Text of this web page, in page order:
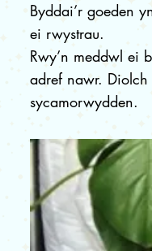
Byddai’r goeden
ei rwystrau.
Rwy’n meddwl ei
adref nawr.
sycamorwydden.